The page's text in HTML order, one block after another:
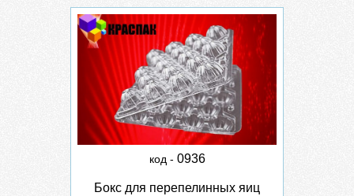
код - 0936
Бокс для перепелинных яиц